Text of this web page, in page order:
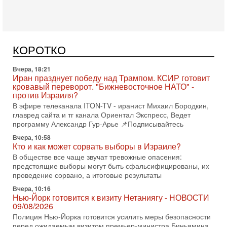
КОРОТКО
безопасности заявил, что Израиль готов самостоятельно
продолжить противостояние с Ираном, если США
Вчера, 18:21
Иран празднует победу над Трампом. КСИР готовит
кровавый переворот. "Бижневосточное НАТО" -
против Израиля?
В эфире телеканала ITON-TV - иранист Михаил Бородкин,
главред сайта и тг канала Ориентал Экспресс, Ведет
программу Александр Гур-Арье 📌Подписывайтесь
Вчера, 10:58
Кто и как может сорвать выборы в Израиле?
В обществе все чаще звучат тревожные опасения:
предстоящие выборы могут быть сфальсифицированы, их
проведение сорвано, а итоговые результаты
Вчера, 10:16
Нью-Йорк готовится к визиту Нетаниягу - НОВОСТИ
09/08/2026
Полиция Нью-Йорка готовится усилить меры безопасности